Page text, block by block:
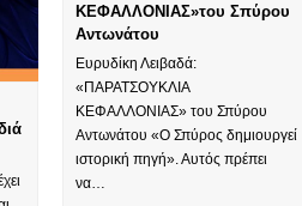
ΚΕΦΑΛΛΟΝΙΑΣ»του Σπύρου
Αντωνάτου
Ευρυδίκη Λειβαδά:
«ΠΑΡΑΤΣΟΥΚΛΙΑ
ΚΕΦΑΛΛΟΝΙΑΣ» του Σπύρου
Αντωνάτου «Ο Σπύρος δημιουργεί
ιστορική πηγή». Αυτός πρέπει
να…